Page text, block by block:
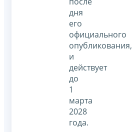
дня
его
официального
опубликования,
и
действует
до
1
марта
2028
года.